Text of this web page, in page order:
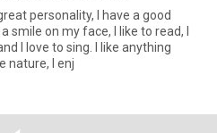
smile on my face, I like to read, I
I love to sing. I like anything
nature, I enj